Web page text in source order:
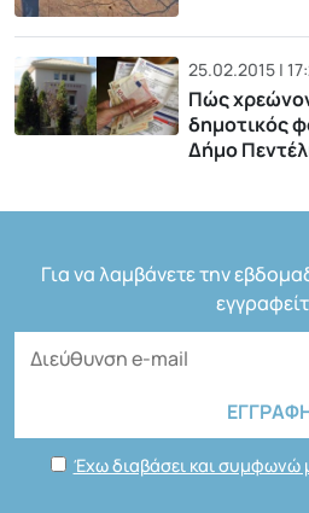
25.02.2015 |
Πώς
δημοτικός
Δήμο
Για να λαμβάνετε την
Έχω διαβάσει και συμφωνώ